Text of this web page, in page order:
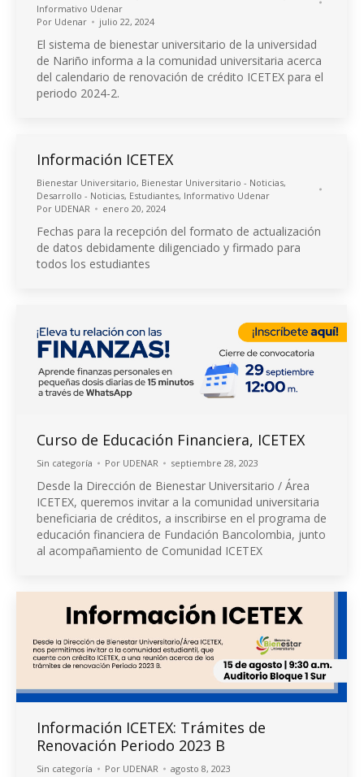
Informativo Udenar
Por Udenar julio 22, 2024
El sistema de bienestar universitario de la universidad
de Nariño informa a la comunidad universitaria acerca
del calendario de renovación de crédito ICETEX para el
periodo 2024-2.
Información ICETEX
Bienestar Universitario, Bienestar Universitario - Noticias,
Desarrollo - Noticias, Estudiantes, Informativo Udenar
Por UDENAR enero 20, 2024
Fechas para la recepción del formato de actualización
de datos debidamente diligenciado y firmado para
todos los estudiantes
Curso de Educación Financiera, ICETEX
Sin categoría Por UDENAR septiembre 28, 2023
Desde la Dirección de Bienestar Universitario / Área
ICETEX, queremos invitar a la comunidad universitaria
beneficiaria de créditos, a inscribirse en el programa de
educación financiera de Fundación Bancolombia, junto
al acompañamiento de Comunidad ICETEX
Información ICETEX: Trámites de
Renovación Periodo 2023 B
Sin categoría Por UDENAR agosto 8, 2023